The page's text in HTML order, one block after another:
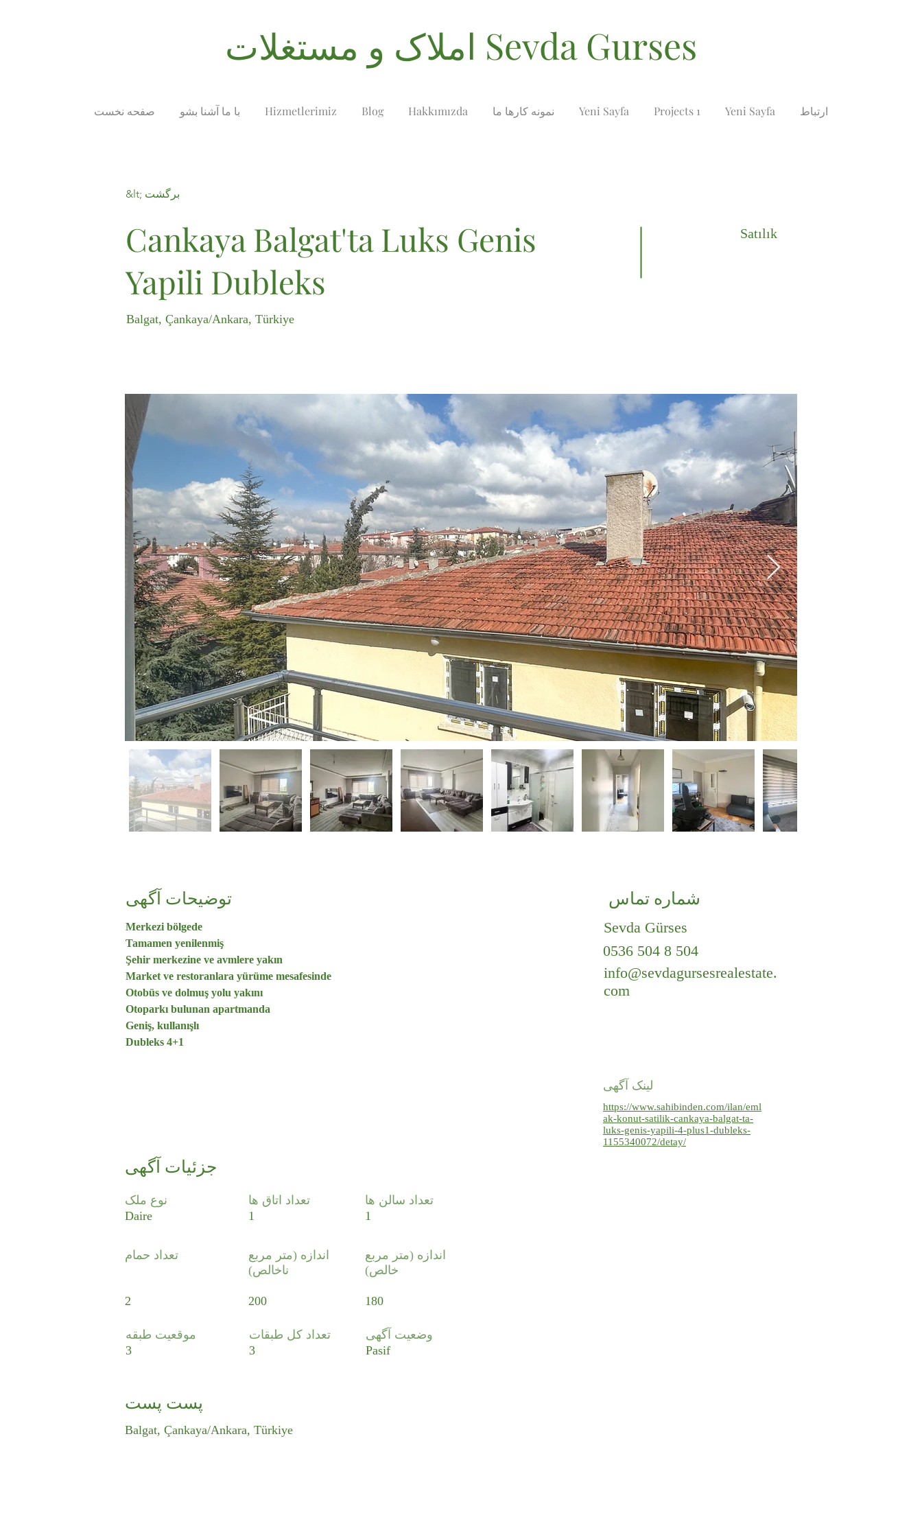
املاک و مستغلات Sevda Gurses
صفحه نخست با ما آشنا بشو Hizmetlerimiz Blog Hakkımızda نمونه کارها ما Yeni Sayfa Projects 1 Yeni Sayfa ارتباط
&lt; برگشت
Cankaya Balgat'ta Luks Genis
Yapili Dubleks
Balgat, Çankaya/Ankara, Türkiye
Satılık
توضیحات آگهی
Merkezi bölgede
Tamamen yenilenmiş
Şehir merkezine ve avmlere yakın
Market ve restoranlara yürüme mesafesinde
Otobüs ve dolmuş yolu yakını
Otoparkı bulunan apartmanda
Geniş, kullanışlı
Dubleks 4+1
شماره تماس
Sevda Gürses
0536 504 8 504
info@sevdagursesrealestate.
com
لینک آگهی
https://www.sahibinden.com/ilan/eml
ak-konut-satilik-cankaya-balgat-ta-
luks-genis-yapili-4-plus1-dubleks-
1155340072/detay/
جزئیات آگهی
نوع ملک
Daire
تعداد اتاق ها
1
تعداد سالن ها
1
تعداد حمام
اندازه (متر مربع
ناخالص)
اندازه (متر مربع
خالص)
2 200 180
موقعیت طبقه
3
تعداد کل طبقات
3
وضعیت آگهی
Pasif
پست پست
Balgat, Çankaya/Ankara, Türkiye